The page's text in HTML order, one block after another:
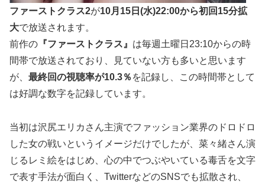
ファーストクラス2が10月15日(水)22:00から初回15分拡
大で放送されます。
前作の 『ファーストクラス』 は毎週土曜日23:10からの時
間帯で放送されており、見ていない方も多いと思います
が、 最終回の視聴率が10.3％ を記録し、この時間帯として
は好調な数字を記録しています。
当初は沢尻エリカさん主演でファッション業界のドロドロ
した女の戦いというイメージだけでしたが、菜々緒さん演
じるレミ絵をはじめ、心の中でつぶやいている毒舌を文字
で表す手法が面白く、TwitterなどのSNSでも拡散され、